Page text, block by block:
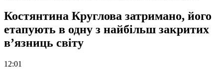
Костянтина Круглова затримано, його
етапують в одну з найбільш закритих
в’язниць світу
12:01